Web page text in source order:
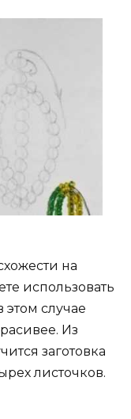
на
использовать
этом случае
Из
заготовка
листочков.